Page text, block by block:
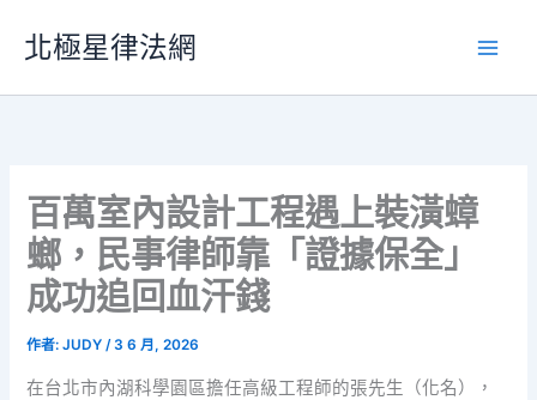
要
北極星律法網
百萬室內設計工程遇上裝潢蟑
螂，民事律師靠「證據保全」
成功追回血汗錢
作者:JUDY/3 6 月, 2026
在台北市內湖科學園區擔任高級工程師的張先生（化名），